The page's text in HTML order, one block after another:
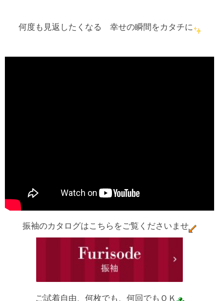
何度も見返したくなる 幸せの瞬間をカタチに
振袖のカタログはこちらをご覧くださいませ
ご試着自由、何枚でも、何回でもＯＫ